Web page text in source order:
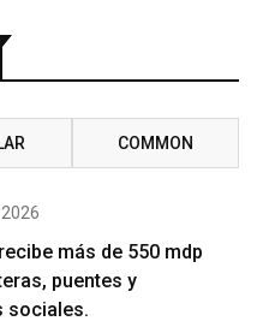
COMMON
más de 550 mdp
puentes y
sociales.